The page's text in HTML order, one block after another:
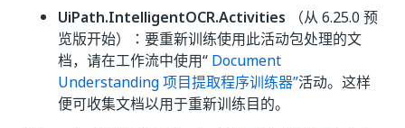
UiPath.IntelligentOCR.Activities （从 6.25.0 预
览版开始）：要重新训练使用此活动包处理的文
档，请在工作流中使用“ Document
Understanding 项目提取程序训练器”活动。这样
便可收集文档以用于重新训练目的。